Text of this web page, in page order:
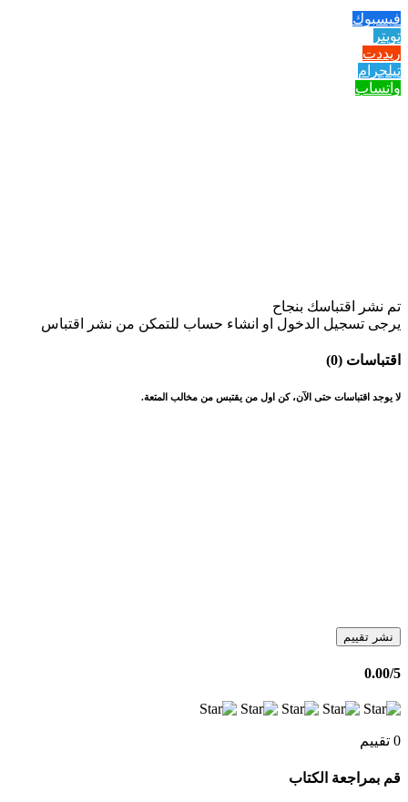
فيسبوك
تويتر
ريددت
تيلجرام
واتساب
تم نشر اقتباسك بنجاح
يرجى تسجيل الدخول او انشاء حساب للتمكن من نشر اقتباس
اقتباسات (0)
لا يوجد اقتباسات حتى الآن، كن اول من يقتبس من مخالب المتعة.
نشر تقييم
0.00/5
0 تقييم
قم بمراجعة الكتاب